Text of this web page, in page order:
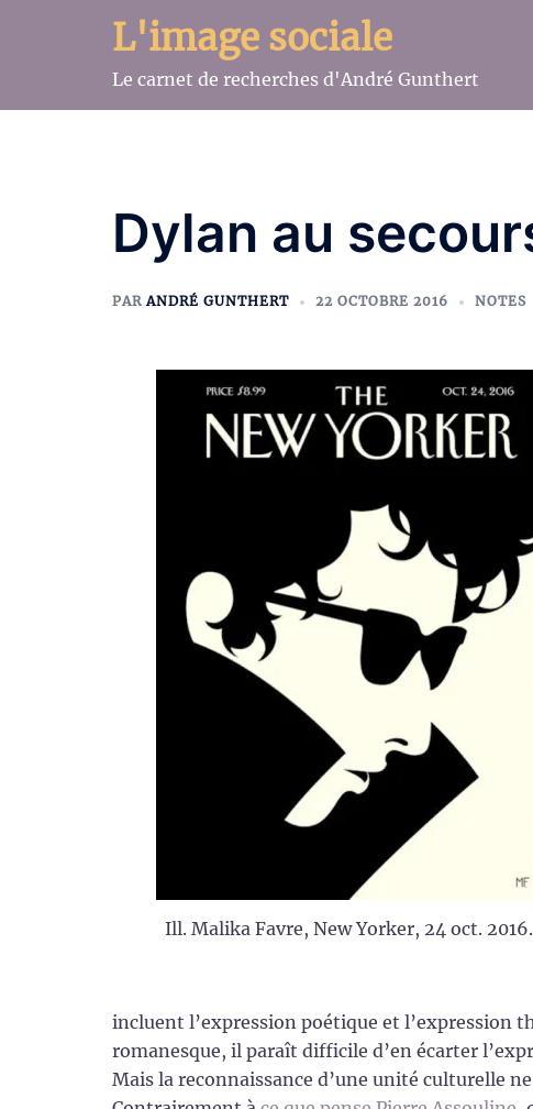
L'image sociale
Le carnet de recherches d'André Gunthert
Dylan au
PARANDRÉ GUNTHERT 22 OCTOBRE 2016 NOTES
Ill. Malika Favre, New Yorker, 24 oct. 2016.
incluent l’expression poétique et l’expression
romanesque, il paraît difficile d’en écarter
Mais la reconnaissance d’une unité culturelle